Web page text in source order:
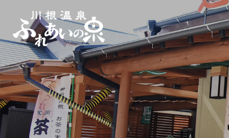
ン
ツ
へ
ス
キ
ッ
プ
ー
シ
ョ
ン
に
移
動